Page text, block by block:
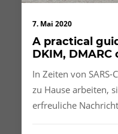
7. Mai 2020
A practical
DKIM, DMARC
In Zeiten von
zu Hause arbeiten,
erfreuliche